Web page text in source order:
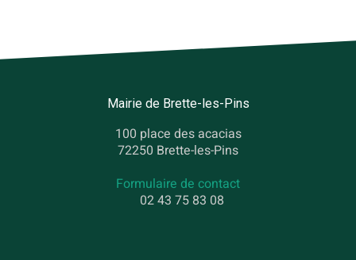
Mairie de Brette-les-Pins
100 place des acacias
72250 Brette-les-Pins
Formulaire de contact
02 43 75 83 08